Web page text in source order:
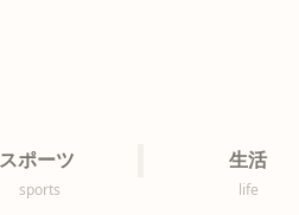
スポーツ
sports
生活
life